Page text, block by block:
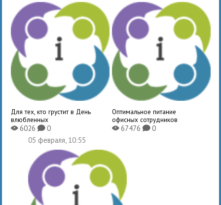
Для тех, кто грустит в День
влюбленных
X6026K0
Оптимальное питание
офисных сотрудников
X67476 K0
05 февраля, 10:55